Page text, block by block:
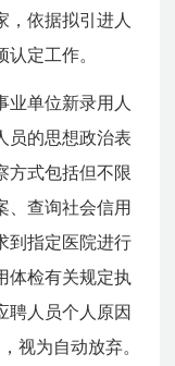
，依据拟引进人
定工作。
业单位新录用人
员的思想政治表
方式包括但不限
、查询社会信用
到指定医院进行
体检有关规定执
聘人员个人原因
视为自动放弃。